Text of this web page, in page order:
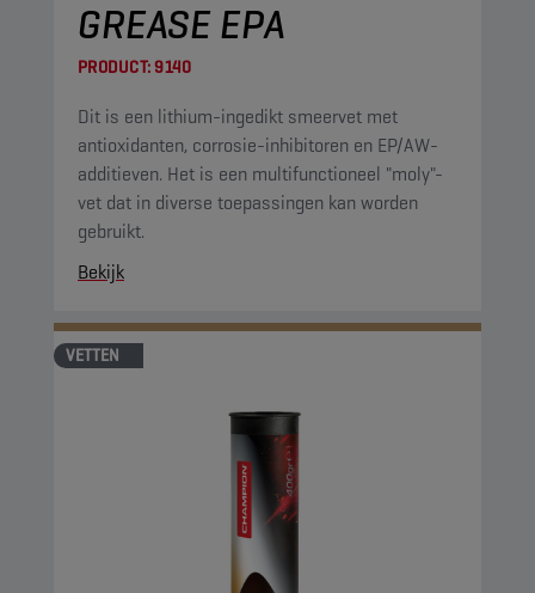
GREASE EPA
PRODUCT:9140
Dit is een lithium-ingedikt smeervet met
antioxidanten, corrosie-inhibitoren en EP/AW-
additieven. Het is een multifunctioneel "moly"-
vet dat in diverse toepassingen kan worden
gebruikt.
Bekijk
VETTEN